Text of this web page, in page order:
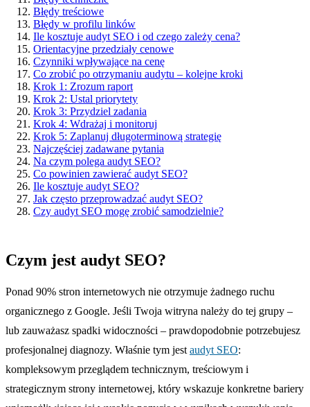
Błędy treściowe
Błędy w profilu linków
Ile kosztuje audyt SEO i od czego zależy cena?
Orientacyjne przedziały cenowe
Czynniki wpływające na cenę
Co zrobić po otrzymaniu audytu – kolejne kroki
Krok 1: Zrozum raport
Krok 2: Ustal priorytety
Krok 3: Przydziel zadania
Krok 4: Wdrażaj i monitoruj
Krok 5: Zaplanuj długoterminową strategię
Najczęściej zadawane pytania
Na czym polega audyt SEO?
Co powinien zawierać audyt SEO?
Ile kosztuje audyt SEO?
Jak często przeprowadzać audyt SEO?
Czy audyt SEO mogę zrobić samodzielnie?
Czym jest audyt SEO?
Ponad 90% stron internetowych nie otrzymuje żadnego ruchu
organicznego z Google. Jeśli Twoja witryna należy do tej grupy –
lub zauważasz spadki widoczności – prawdopodobnie potrzebujesz
profesjonalnej diagnozy. Właśnie tym jest audyt SEO:
kompleksowym przeglądem technicznym, treściowym i
strategicznym strony internetowej, który wskazuje konkretne bariery